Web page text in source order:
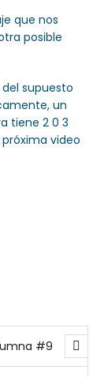
que nos
posible
supuesto
un
tiene 2 0 3
video
#9